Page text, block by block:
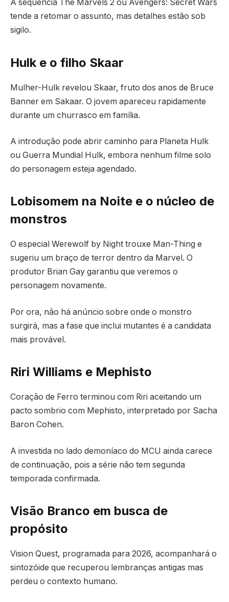
A sequência The Marvels 2 ou Avengers: Secret Wars
tende a retomar o assunto, mas detalhes estão sob
sigilo.
Hulk e o filho Skaar
Mulher-Hulk revelou Skaar, fruto dos anos de Bruce
Banner em Sakaar. O jovem apareceu rapidamente
durante um churrasco em família.
A introdução pode abrir caminho para Planeta Hulk
ou Guerra Mundial Hulk, embora nenhum filme solo
do personagem esteja agendado.
Lobisomem na Noite e o núcleo de
monstros
O especial Werewolf by Night trouxe Man-Thing e
sugeriu um braço de terror dentro da Marvel. O
produtor Brian Gay garantiu que veremos o
personagem novamente.
Por ora, não há anúncio sobre onde o monstro
surgirá, mas a fase que inclui mutantes é a candidata
mais provável.
Riri Williams e Mephisto
Coração de Ferro terminou com Riri aceitando um
pacto sombrio com Mephisto, interpretado por Sacha
Baron Cohen.
A investida no lado demoníaco do MCU ainda carece
de continuação, pois a série não tem segunda
temporada confirmada.
Visão Branco em busca de
propósito
Vision Quest, programada para 2026, acompanhará o
sintozóide que recuperou lembranças antigas mas
perdeu o contexto humano.